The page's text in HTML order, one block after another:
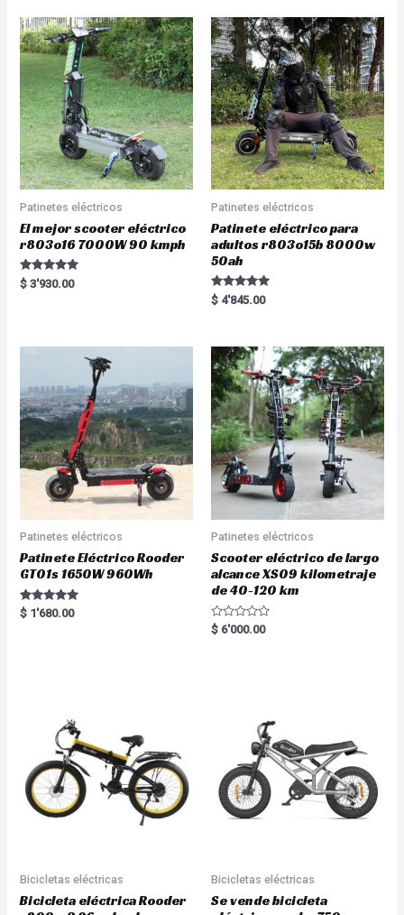
Patinetes eléctricos
El mejor scooter eléctrico
r803o16 7000W 90 kmph
Rated
5.00
$ 3'930.00
Patinetes eléctricos
Patinete eléctrico para
adultos r803o15b 8000w
50ah
Rated
5.00
$ 4'845.00
Patinetes eléctricos
Patinete Eléctrico Rooder
GT01s 1650W 960Wh
Rated
5.00
$ 1'680.00
Patinetes eléctricos
Scooter eléctrico de largo
alcance XS09 kilometraje
de 40-120 km
R
a
$ 6'000.00
Bicicletas eléctricas
Bicicleta eléctrica Rooder
Bicicletas eléctricas
Se vende bicicleta